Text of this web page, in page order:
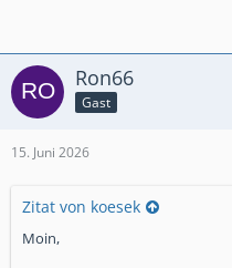
Ron66
Gast
15. Juni 2026
Zitat von koesek
Moin,